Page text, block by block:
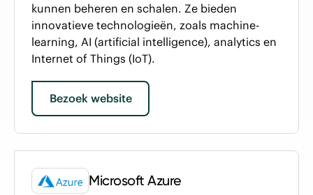
kunnen beheren en schalen. Ze bieden
innovatieve technologieën, zoals machine-
learning, AI (artificial intelligence), analytics en
Internet of Things (IoT).
Bezoek website
Microsoft Azure